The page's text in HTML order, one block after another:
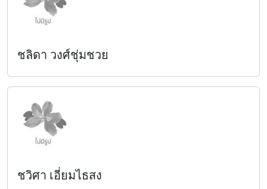
ชลิดา วงศ์ชุ่มชวย
ชวิศา เอี่ยมไธสง